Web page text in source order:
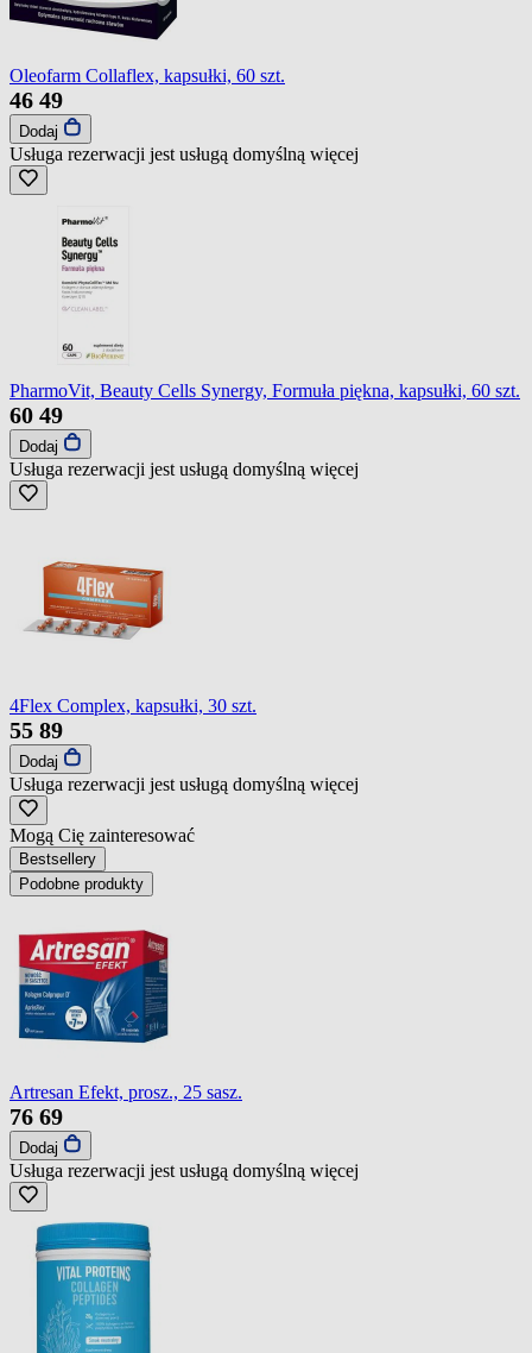
Oleofarm Collaflex, kapsułki, 60 szt.
46 49
Dodaj
Usługa rezerwacji jest usługą domyślną więcej
PharmoVit, Beauty Cells Synergy, Formuła piękna, kapsułki, 60 szt.
60 49
Dodaj
Usługa rezerwacji jest usługą domyślną więcej
4Flex Complex, kapsułki, 30 szt.
55 89
Dodaj
Usługa rezerwacji jest usługą domyślną więcej
Mogą Cię zainteresować
Bestsellery
Podobne produkty
Artresan Efekt, prosz., 25 sasz.
76 69
Dodaj
Usługa rezerwacji jest usługą domyślną więcej